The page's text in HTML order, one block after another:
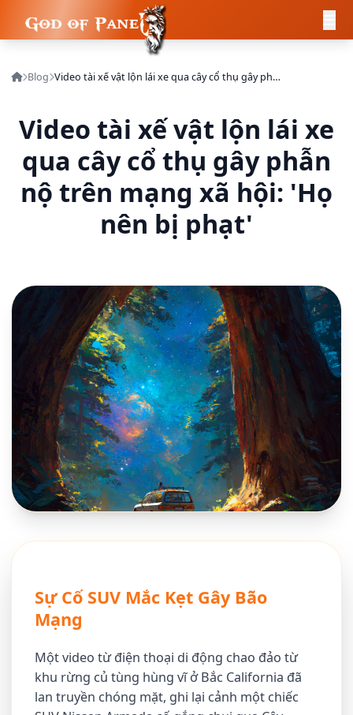
Blog Video tài xế vật lộn lái xe qua cây cổ thụ gây phẫn nộ trên mạng xã hội: 'Họ nên bị phạt'
Video tài xế vật lộn lái xe
qua cây cổ thụ gây phẫn
nộ trên mạng xã hội: 'Họ
nên bị phạt'
Sự Cố SUV Mắc Kẹt Gây Bão
Mạng
Một video từ điện thoại di động chao đảo từ
khu rừng củ tùng hùng vĩ ở Bắc California đã
lan truyền chóng mặt, ghi lại cảnh một chiếc